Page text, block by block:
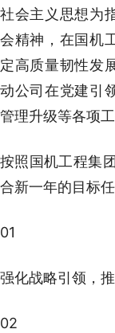
社会主义思想为
会精神，在国机
定高质量韧性发
动公司在党建引
管理升级等各项
按照国机工程集
合新一年的目标
01
强化战略引领，
02